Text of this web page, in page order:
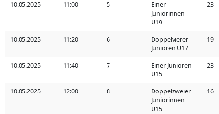
10.05.2025 11:00 5
Einer
Juniorinnen
U19
23
10.05.2025 11:20 6
Doppelvierer
Junioren U17
19
10.05.2025 11:40 7
Einer Junioren
U15
23
10.05.2025 12:00 8
Doppelzweier
Juniorinnen
U15
16